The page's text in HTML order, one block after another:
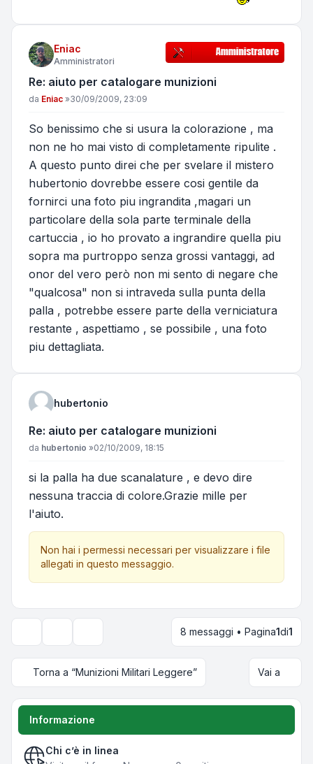
Eniac
Amministratori
Re: aiuto per catalogare munizioni
Messaggio
da Eniac »30/09/2009, 23:09
So benissimo che si usura la colorazione , ma
non ne ho mai visto di completamente ripulite .
A questo punto direi che per svelare il mistero
hubertonio dovrebbe essere cosi gentile da
fornirci una foto piu ingrandita ,magari un
particolare della sola parte terminale della
cartuccia , io ho provato a ingrandire quella piu
sopra ma purtroppo senza grossi vantaggi, ad
onor del vero però non mi sento di negare che
"qualcosa" non si intraveda sulla punta della
palla , potrebbe essere parte della verniciatura
restante , aspettiamo , se possibile , una foto
piu dettagliata.
hubertonio
Re: aiuto per catalogare munizioni
Messaggio
da hubertonio »02/10/2009, 18:15
si la palla ha due scanalature , e devo dire
nessuna traccia di colore.Grazie mille per
l'aiuto.
Non hai i permessi necessari per visualizzare i file
allegati in questo messaggio.
Opzioni di visualizzazione e ordinamento
8 messaggi • Pagina1di1
Torna a “Munizioni Militari Leggere” Vai a
Informazione
Chi c’è in linea